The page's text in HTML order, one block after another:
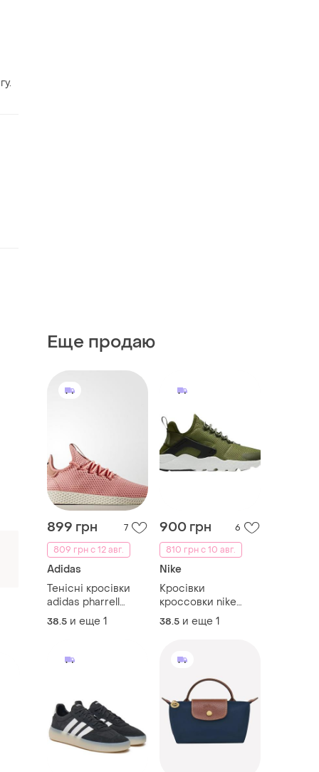
Еще продаю
899 грн
7
809 грн с 12 авг.
Adidas
Тенісні кросівки
adidas pharrell
williams кроссовки
38.5 и еще 1
900 грн
6
810 грн с 10 авг.
Nike
Кросівки
кроссовки nike
wmns air huarache
run ultra оригінал
38.5 и еще 1